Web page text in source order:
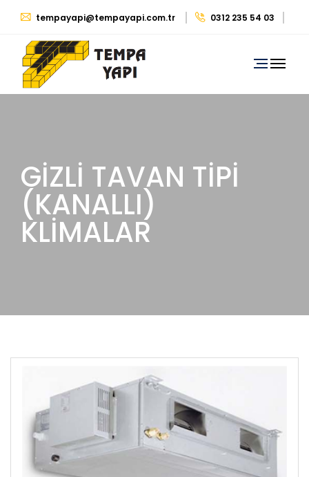
tempayapi@tempayapi.com.tr 0312 235 54 03
0530 879 29 39
GİZLİ TAVAN TİPİ
(KANALLI)
KLİMALAR